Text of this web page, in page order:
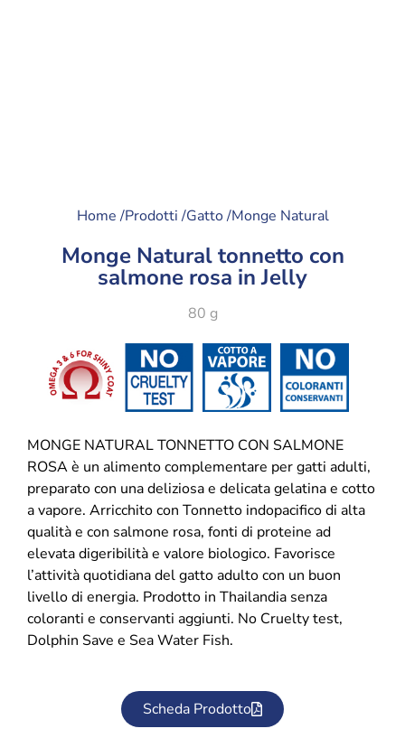
Home /Prodotti /Gatto /Monge Natural
Monge Natural tonnetto con
salmone rosa in Jelly
80 g
MONGE NATURAL TONNETTO CON SALMONE
ROSA è un alimento complementare per gatti adulti,
preparato con una deliziosa e delicata gelatina e cotto
a vapore. Arricchito con Tonnetto indopacifico di alta
qualità e con salmone rosa, fonti di proteine ad
elevata digeribilità e valore biologico. Favorisce
l’attività quotidiana del gatto adulto con un buon
livello di energia. Prodotto in Thailandia senza
coloranti e conservanti aggiunti. No Cruelty test,
Dolphin Save e Sea Water Fish.
Scheda Prodotto